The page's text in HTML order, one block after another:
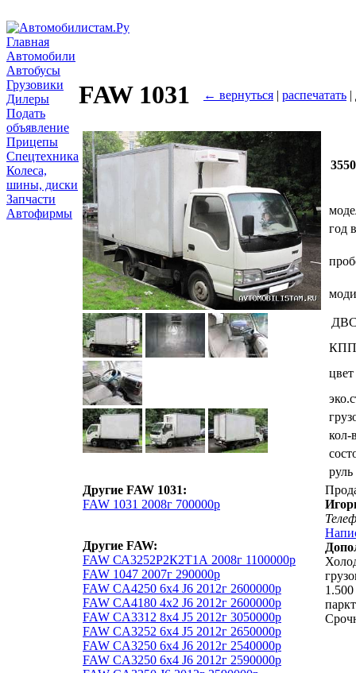
Главная
Автомобили
Автобусы
Грузовики
Дилеры
Подать
объявление
Прицепы
Спецтехника
Колеса,
шины, диски
Запчасти
Автофирмы
FAW 1031 ← вернуться | распечатать |
Другие FAW 1031:
FAW 1031 2008г 700000р
Другие FAW:
FAW СА3252Р2К2Т1А 2008г 1100000р
FAW 1047 2007г 290000р
FAW CA4250 6x4 J6 2012г 2600000р
FAW CA4180 4x2 J6 2012г 2600000р
FAW CA3312 8x4 J5 2012г 3050000р
FAW CA3252 6x4 J5 2012г 2650000р
FAW CA3250 6x4 J6 2012г 2540000р
FAW CA3250 6x4 J6 2012г 2590000р
год
КПП
цвет
кол-
руль